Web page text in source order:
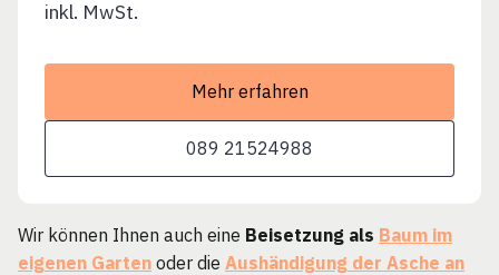
inkl. MwSt.
Mehr erfahren
089 21524988
Wir können Ihnen auch eine Beisetzung als Baum im
eigenen Garten oder die Aushändigung der Asche an